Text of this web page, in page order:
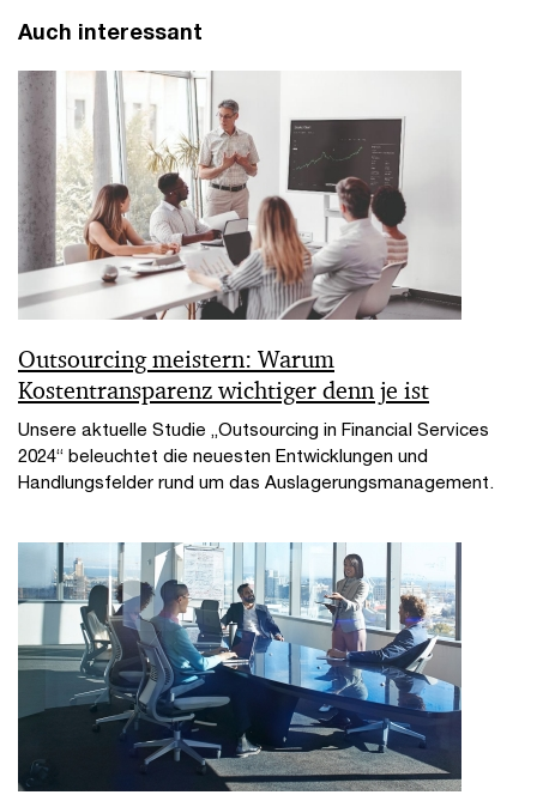
Auch interessant
Outsourcing meistern: Warum
Kostentransparenz wichtiger denn je ist
Unsere aktuelle Studie „Outsourcing in Financial Services
2024“ beleuchtet die neuesten Entwicklungen und
Handlungsfelder rund um das Auslagerungsmanagement.